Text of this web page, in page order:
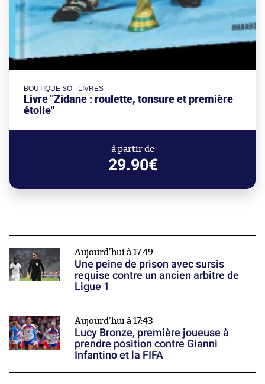
BOUTIQUE SO - LIVRES
Livre "Zidane : roulette, tonsure et première
étoile"
à partir de
29.90€
Aujourd'hui à 17:49
Une peine de prison avec sursis
requise contre un ancien arbitre de
Ligue 1
Aujourd'hui à 17:43
Lucy Bronze, première joueuse à
prendre position contre Gianni
Infantino et la FIFA